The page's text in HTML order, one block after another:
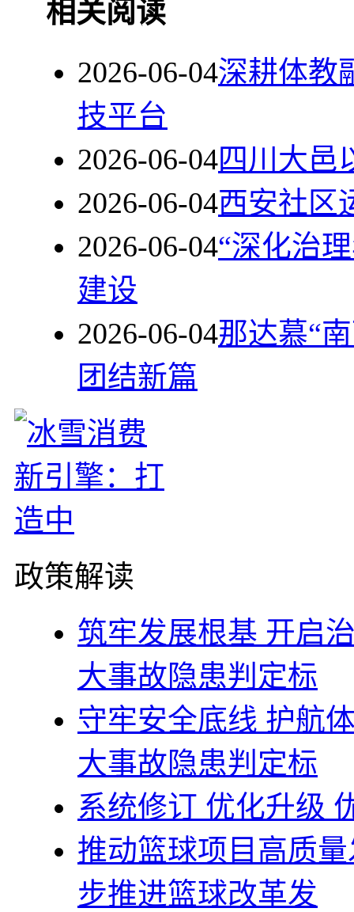
相关阅读
2026-06-04深耕体教
技平台
2026-06-04四川大邑
2026-06-04西安社区
2026-06-04“深化治
建设
2026-06-04那达慕“
团结新篇
政策解读
筑牢发展根基 开启
大事故隐患判定标
守牢安全底线 护航
大事故隐患判定标
系统修订 优化升级
推动篮球项目高质
步推进篮球改革发